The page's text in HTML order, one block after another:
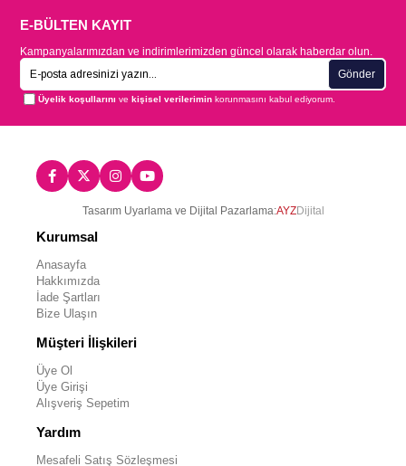
E-BÜLTEN KAYIT
Kampanyalarımızdan ve indirimlerimizden güncel olarak haberdar olun.
Gönder
Üyelik koşullarını vekişisel verilerimin korunmasını kabul ediyorum.
Tasarım Uyarlama ve Dijital Pazarlama:AYZDijital
Kurumsal
Anasayfa
Hakkımızda
İade Şartları
Bize Ulaşın
Müşteri İlişkileri
Üye Ol
Üye Girişi
Alışveriş Sepetim
Yardım
Mesafeli Satış Sözleşmesi